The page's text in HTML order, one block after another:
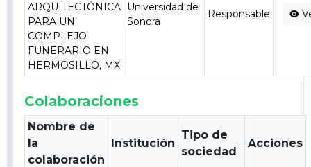
ARQUITECTÓNICA
PARA UN
COMPLEJO
FUNERARIO EN
HERMOSILLO, MX
Universidad de
Sonora
Responsable
Colaboraciones
Nombre de
la
colaboración
Institución
Tipo de
sociedad
Acciones